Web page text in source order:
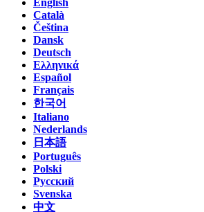
English
Català
Čeština
Dansk
Deutsch
Ελληνικά
Español
Français
한국어
Italiano
Nederlands
日本語
Português
Polski
Русский
Svenska
中文